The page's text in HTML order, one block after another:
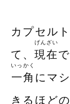
カプセル
て、 現在
げんざい
一角
いっかく
にマ
きるほどの